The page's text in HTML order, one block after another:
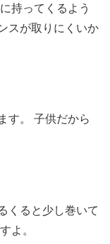
持ってくるよう
スが取りにくいか
す。 子供だから
くると少し巻いて
よ。